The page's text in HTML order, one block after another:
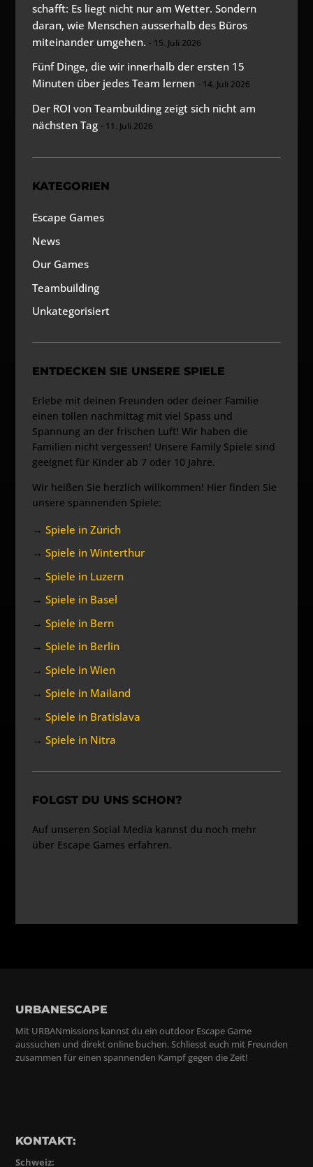
schafft: Es liegt nicht nur am Wetter. Sondern
daran, wie Menschen ausserhalb des Büros
miteinander umgehen.
15. Juli 2026
Fünf Dinge, die wir innerhalb der ersten 15
Minuten über jedes Team lernen
14. Juli 2026
Der ROI von Teambuilding zeigt sich nicht am
nächsten Tag
11. Juli 2026
KATEGORIEN
Escape Games
News
Our Games
Teambuilding
Unkategorisiert
ENTDECKEN SIE UNSERE SPIELE
Erlebe mit deinen Freunden oder deiner Familie
einen tollen nachmittag mit viel Spass und
Spannung an der frischen Luft! Wir haben die
Familien nicht vergessen! Unsere Family Spiele sind
geeignet für Kinder ab 7 oder 10 Jahre.
Wir heißen Sie herzlich willkommen! Hier finden Sie
unsere spannenden Spiele:
→Spiele in Zürich
→Spiele in Winterthur
→Spiele in Luzern
→Spiele in Basel
→Spiele in Bern
→Spiele in Berlin
→Spiele in Wien
→Spiele in Mailand
→Spiele in Bratislava
→Spiele in Nitra
FOLGST DU UNS SCHON?
Auf unseren Social Media kannst du noch mehr
über Escape Games erfahren.
URBANESCAPE
Mit URBANmissions kannst du ein outdoor Escape Game
aussuchen und direkt online buchen. Schliesst euch mit Freunden
zusammen für einen spannenden Kampf gegen die Zeit!
KONTAKT:
Schweiz: